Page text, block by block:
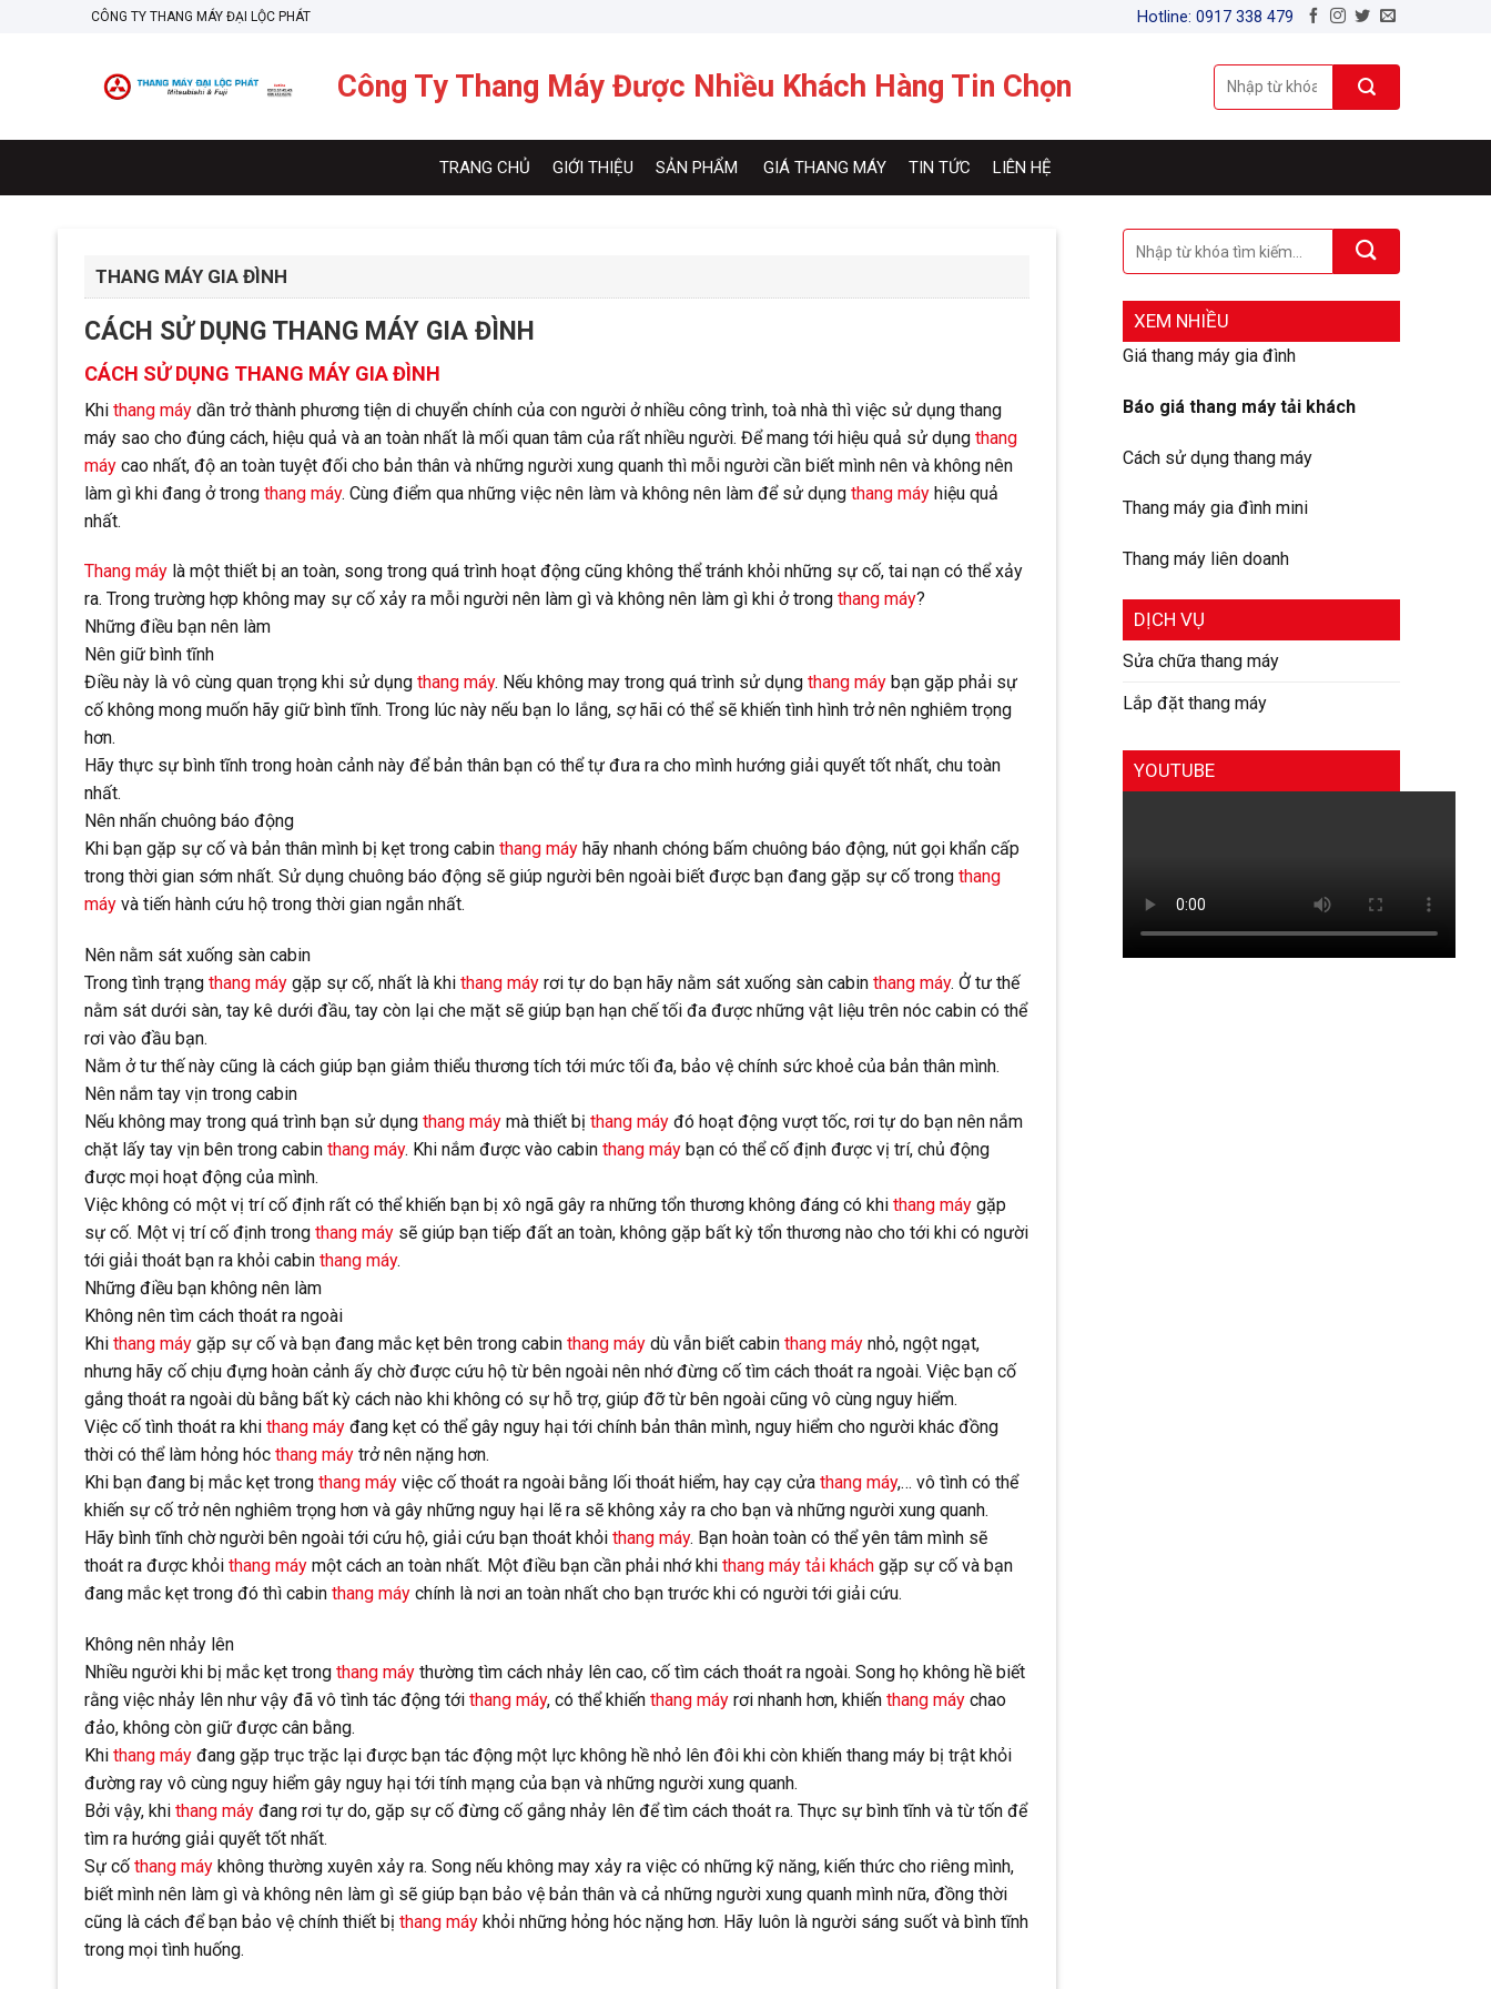
CÔNG TY THANG MÁY ĐẠI LỘC PHÁT Hotline: 0917 338 479
Công Ty Thang Máy Được Nhiều Khách Hàng Tin Chọn
TRANG CHỦ GIỚI THIỆU SẢN PHẨM GIÁ THANG MÁY TIN TỨC LIÊN HỆ
THANG MÁY GIA ĐÌNH
CÁCH SỬ DỤNG THANG MÁY GIA ĐÌNH
CÁCH SỬ DỤNG THANG MÁY GIA ĐÌNH
Khi thang máy dần trở thành phương tiện di chuyển chính của con người ở nhiều công trình, toà nhà thì việc sử dụng thang
máy sao cho đúng cách, hiệu quả và an toàn nhất là mối quan tâm của rất nhiều người. Để mang tới hiệu quả sử dụng thang
máy cao nhất, độ an toàn tuyệt đối cho bản thân và những người xung quanh thì mỗi người cần biết mình nên và không nên
làm gì khi đang ở trong thang máy. Cùng điểm qua những việc nên làm và không nên làm để sử dụng thang máy hiệu quả
nhất.
Thang máy là một thiết bị an toàn, song trong quá trình hoạt động cũng không thể tránh khỏi những sự cố, tai nạn có thể xảy
ra. Trong trường hợp không may sự cố xảy ra mỗi người nên làm gì và không nên làm gì khi ở trong thang máy?
Những điều bạn nên làm
Nên giữ bình tĩnh
Điều này là vô cùng quan trọng khi sử dụng thang máy. Nếu không may trong quá trình sử dụng thang máy bạn gặp phải sự
cố không mong muốn hãy giữ bình tĩnh. Trong lúc này nếu bạn lo lắng, sợ hãi có thể sẽ khiến tình hình trở nên nghiêm trọng
hơn.
Hãy thực sự bình tĩnh trong hoàn cảnh này để bản thân bạn có thể tự đưa ra cho mình hướng giải quyết tốt nhất, chu toàn
nhất.
Nên nhấn chuông báo động
Khi bạn gặp sự cố và bản thân mình bị kẹt trong cabin thang máy hãy nhanh chóng bấm chuông báo động, nút gọi khẩn cấp
trong thời gian sớm nhất. Sử dụng chuông báo động sẽ giúp người bên ngoài biết được bạn đang gặp sự cố trong thang
máy và tiến hành cứu hộ trong thời gian ngắn nhất.
Nên nằm sát xuống sàn cabin
Trong tình trạng thang máy gặp sự cố, nhất là khi thang máy rơi tự do bạn hãy nằm sát xuống sàn cabin thang máy. Ở tư thế
nằm sát dưới sàn, tay kê dưới đầu, tay còn lại che mặt sẽ giúp bạn hạn chế tối đa được những vật liệu trên nóc cabin có thể
rơi vào đầu bạn.
Nằm ở tư thế này cũng là cách giúp bạn giảm thiểu thương tích tới mức tối đa, bảo vệ chính sức khoẻ của bản thân mình.
Nên nắm tay vịn trong cabin
Nếu không may trong quá trình bạn sử dụng thang máy mà thiết bị thang máy đó hoạt động vượt tốc, rơi tự do bạn nên nắm
chặt lấy tay vịn bên trong cabin thang máy. Khi nắm được vào cabin thang máy bạn có thể cố định được vị trí, chủ động
được mọi hoạt động của mình.
Việc không có một vị trí cố định rất có thể khiến bạn bị xô ngã gây ra những tổn thương không đáng có khi thang máy gặp
sự cố. Một vị trí cố định trong thang máy sẽ giúp bạn tiếp đất an toàn, không gặp bất kỳ tổn thương nào cho tới khi có người
tới giải thoát bạn ra khỏi cabin thang máy.
Những điều bạn không nên làm
Không nên tìm cách thoát ra ngoài
Khi thang máy gặp sự cố và bạn đang mắc kẹt bên trong cabin thang máy dù vẫn biết cabin thang máy nhỏ, ngột ngạt,
nhưng hãy cố chịu đựng hoàn cảnh ấy chờ được cứu hộ từ bên ngoài nên nhớ đừng cố tìm cách thoát ra ngoài. Việc bạn cố
gắng thoát ra ngoài dù bằng bất kỳ cách nào khi không có sự hỗ trợ, giúp đỡ từ bên ngoài cũng vô cùng nguy hiểm.
Việc cố tình thoát ra khi thang máy đang kẹt có thể gây nguy hại tới chính bản thân mình, nguy hiểm cho người khác đồng
thời có thể làm hỏng hóc thang máy trở nên nặng hơn.
Khi bạn đang bị mắc kẹt trong thang máy việc cố thoát ra ngoài bằng lối thoát hiểm, hay cạy cửa thang máy,… vô tình có thể
khiến sự cố trở nên nghiêm trọng hơn và gây những nguy hại lẽ ra sẽ không xảy ra cho bạn và những người xung quanh.
Hãy bình tĩnh chờ người bên ngoài tới cứu hộ, giải cứu bạn thoát khỏi thang máy. Bạn hoàn toàn có thể yên tâm mình sẽ
thoát ra được khỏi thang máy một cách an toàn nhất. Một điều bạn cần phải nhớ khi thang máy tải khách gặp sự cố và bạn
đang mắc kẹt trong đó thì cabin thang máy chính là nơi an toàn nhất cho bạn trước khi có người tới giải cứu.
Không nên nhảy lên
Nhiều người khi bị mắc kẹt trong thang máy thường tìm cách nhảy lên cao, cố tìm cách thoát ra ngoài. Song họ không hề biết
rằng việc nhảy lên như vậy đã vô tình tác động tới thang máy, có thể khiến thang máy rơi nhanh hơn, khiến thang máy chao
đảo, không còn giữ được cân bằng.
Khi thang máy đang gặp trục trặc lại được bạn tác động một lực không hề nhỏ lên đôi khi còn khiến thang máy bị trật khỏi
đường ray vô cùng nguy hiểm gây nguy hại tới tính mạng của bạn và những người xung quanh.
Bởi vậy, khi thang máy đang rơi tự do, gặp sự cố đừng cố gắng nhảy lên để tìm cách thoát ra. Thực sự bình tĩnh và từ tốn để
tìm ra hướng giải quyết tốt nhất.
Sự cố thang máy không thường xuyên xảy ra. Song nếu không may xảy ra việc có những kỹ năng, kiến thức cho riêng mình,
biết mình nên làm gì và không nên làm gì sẽ giúp bạn bảo vệ bản thân và cả những người xung quanh mình nữa, đồng thời
cũng là cách để bạn bảo vệ chính thiết bị thang máy khỏi những hỏng hóc nặng hơn. Hãy luôn là người sáng suốt và bình tĩnh
trong mọi tình huống.
XEM NHIỀU
Giá thang máy gia đình
Báo giá thang máy tải khách
Cách sử dụng thang máy
Thang máy gia đình mini
Thang máy liên doanh
DỊCH VỤ
Sửa chữa thang máy
Lắp đặt thang máy
YOUTUBE